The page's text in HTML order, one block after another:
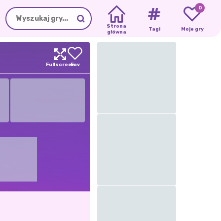
Strona
główna
Tagi
0
Moje gry